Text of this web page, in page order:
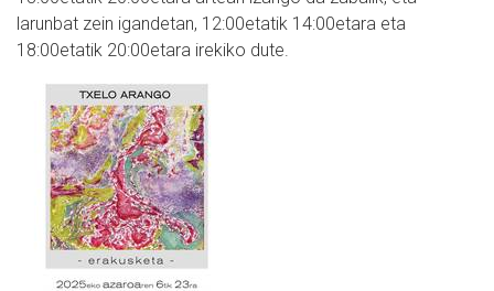
larunbat zein igandetan, 12:00etatik 14:00etara eta
18:00etatik 20:00etara irekiko dute.